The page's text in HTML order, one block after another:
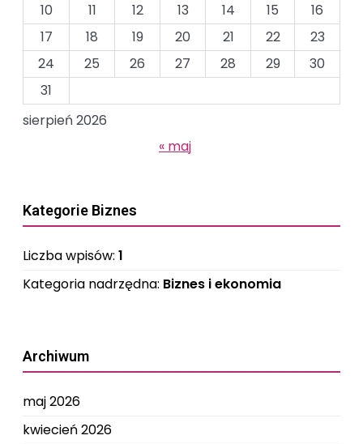
sierpień 2026
10
11 12 13 14 15
16
17
18 19 20 21 22
23
24
25 26 27 28 29
30
31
« maj
Kategorie Biznes
Liczba wpisów: 1
Kategoria nadrzędna: Biznes i ekonomia
Archiwum
maj 2026
kwiecień 2026